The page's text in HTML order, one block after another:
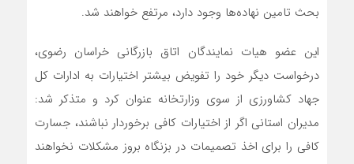
بحث تامین نهاده‌ها وجود دارد، مرتفع خواهند شد.
این عضو هیات نمایندگان اتاق بازرگانی خراسان رضوی،
درخواست دیگر خود را تفویض بیشتر اختیارات به ادارات کل
جهاد کشاورزی از سوی وزارتخانه عنوان کرد و متذکر شد:
مدیران استانی اگر از اختیارات کافی برخوردار نباشند، جسارت
کافی را برای اخذ تصمیمات در بزنگاه بروز مشکلات نخواهند